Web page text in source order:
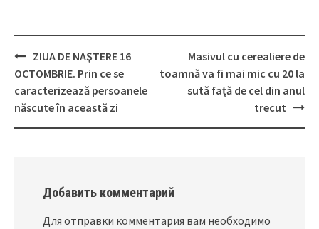
Post
navigation
ZIUA DE NAŞTERE 16
OCTOMBRIE. Prin ce se
caracterizează persoanele
născute în această zi
Masivul cu cerealiere de
toamnă va fi mai mic cu 20 la
sută față de cel din anul
trecut
Добавить комментарий
Для отправки комментария вам необходимо